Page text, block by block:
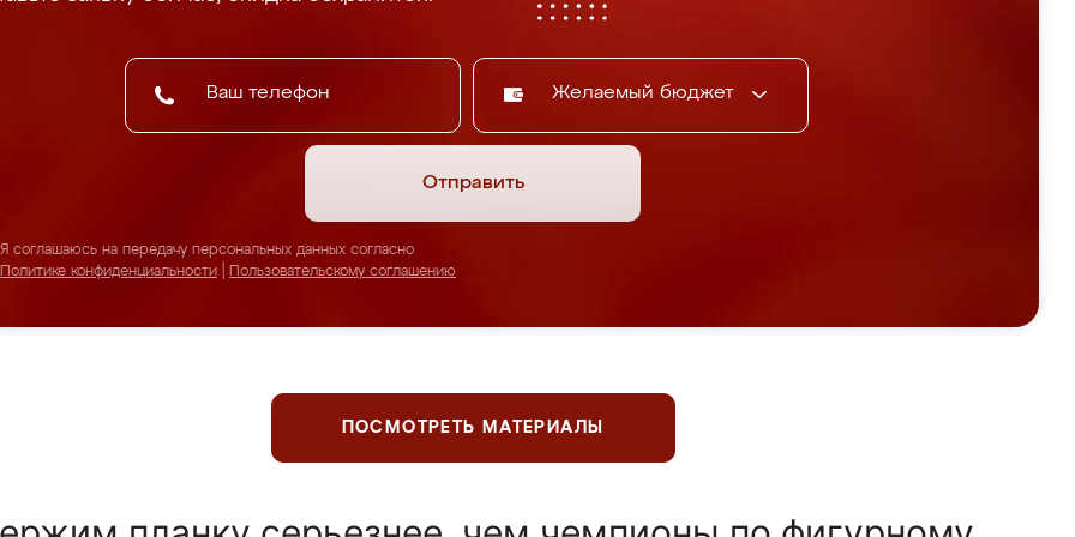
Желаемый бюджет
Отправить
Я соглашаюсь на передачу персональных данных согласно
Политике конфиденциальности
Пользовательскому соглашению
ПОСМОТРЕТЬ МАТЕРИАЛЫ